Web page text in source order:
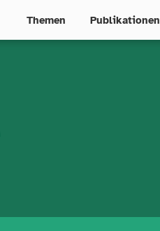
Themen Publikationen